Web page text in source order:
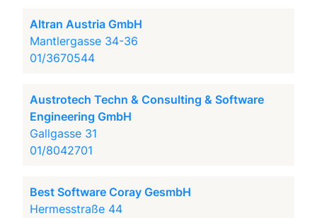
Altran Austria GmbH
Mantlergasse 34-36
01/3670544
Austrotech Techn & Consulting & Software
Engineering GmbH
Gallgasse 31
01/8042701
Best Software Coray GesmbH
Hermesstraße 44